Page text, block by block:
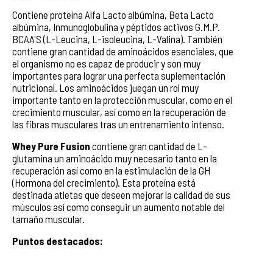
Contiene proteína Alfa Lacto albúmina, Beta Lacto
albúmina, Inmunoglobulina y péptidos activos G.M.P.
BCAA'S (L-Leucina, L-isoleucina, L-Valina). También
contiene gran cantidad de aminoácidos esenciales, que
el organismo no es capaz de producir y son muy
importantes para lograr una perfecta suplementación
nutricional. Los aminoácidos juegan un rol muy
importante tanto en la protección muscular, como en el
crecimiento muscular, así como en la recuperación de
las fibras musculares tras un entrenamiento intenso.
Whey Pure Fusion contiene gran cantidad de L-
glutamina un aminoácido muy necesario tanto en la
recuperación así como en la estimulación de la GH
(Hormona del crecimiento). Esta proteína está
destinada atletas que deseen mejorar la calidad de sus
músculos así como conseguir un aumento notable del
tamaño muscular.
Puntos destacados: